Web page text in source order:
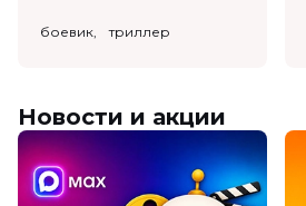
боевик, триллер
Новости и акции